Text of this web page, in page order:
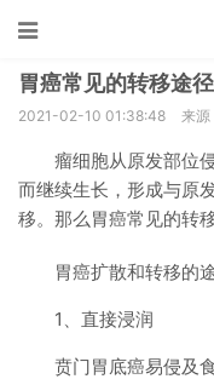
胃癌常见的转移途
2021-02-10 01:38:48 来源
瘤细胞从原发部位
而继续生长，形成与原
移。那么胃癌常见的转
胃癌扩散和转移的
1、直接浸润
贲门胃底癌易侵及